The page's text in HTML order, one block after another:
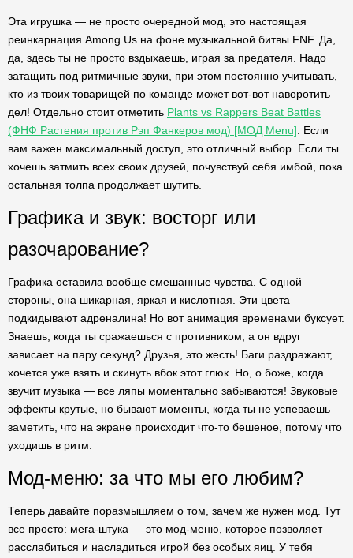
Эта игрушка — не просто очередной мод, это настоящая
реинкарнация Among Us на фоне музыкальной битвы FNF. Да,
да, здесь ты не просто вздыхаешь, играя за предателя. Надо
затащить под ритмичные звуки, при этом постоянно учитывать,
кто из твоих товарищей по команде может вот-вот наворотить
дел! Отдельно стоит отметить Plants vs Rappers Beat Battles
(ФНФ Растения против Рэп Фанкеров мод) [МОД Menu] . Если
вам важен максимальный доступ, это отличный выбор. Если ты
хочешь затмить всех своих друзей, почувствуй себя имбой, пока
остальная толпа продолжает шутить.
Графика и звук: восторг или
разочарование?
Графика оставила вообще смешанные чувства. С одной
стороны, она шикарная, яркая и кислотная. Эти цвета
подкидывают адреналина! Но вот анимация временами буксует.
Знаешь, когда ты сражаешься с противником, а он вдруг
зависает на пару секунд? Друзья, это жесть! Баги раздражают,
хочется уже взять и скинуть вбок этот глюк. Но, о боже, когда
звучит музыка — все ляпы моментально забываются! Звуковые
эффекты крутые, но бывают моменты, когда ты не успеваешь
заметить, что на экране происходит что-то бешеное, потому что
уходишь в ритм.
Мод-меню: за что мы его любим?
Теперь давайте поразмышляем о том, зачем же нужен мод. Тут
все просто: мега-штука — это мод-меню, которое позволяет
расслабиться и насладиться игрой без особых яиц. У тебя